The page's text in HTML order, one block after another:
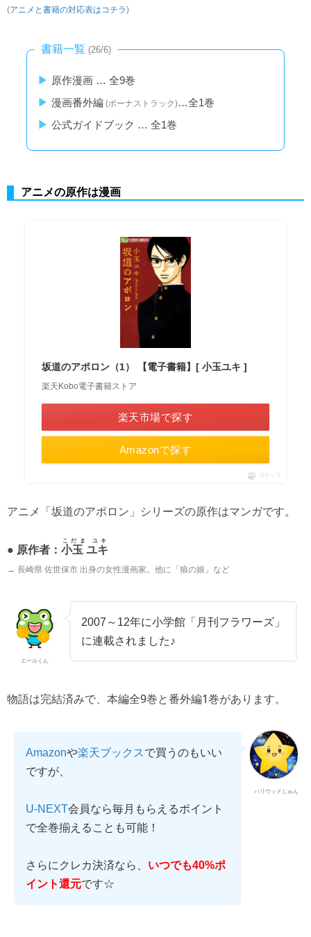
(アニメと書籍の対応表はコチラ)
書籍一覧 (26/6)
原作漫画 … 全9巻
漫画番外編 (ボーナストラック)…全1巻
公式ガイドブック … 全1巻
アニメの原作は漫画
坂道のアポロン（1） 【電子書籍】[ 小玉ユキ ]
楽天Kobo電子書籍ストア
楽天市場で探す
Amazonで探す
ポチップ
アニメ「坂道のアポロン」シリーズの原作はマンガです。
● 原作者： 小玉 ユキ
こだま ユキ
→ 長崎県 佐世保市 出身の女性漫画家。他に「狼の娘」など
エールくん
2007～12年に小学館「月刊フラワーズ」
に連載されました♪
物語は完結済みで、本編全9巻と番外編1巻があります。
ハリウッドじゅん
Amazonや楽天ブックスで買うのもいい
ですが、
U-NEXT会員なら毎月もらえるポイント
で全巻揃えることも可能！
さらにクレカ決済なら、 いつでも40%ポ
イント還元です☆